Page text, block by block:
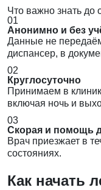
Что важно знать до
01
Анонимно и без
Данные не
диспансер, в
02
Круглосуточно
Принимаем в
включая ночь и
03
Скорая и помощь
Врач приезжает в
состояниях.
Как начать